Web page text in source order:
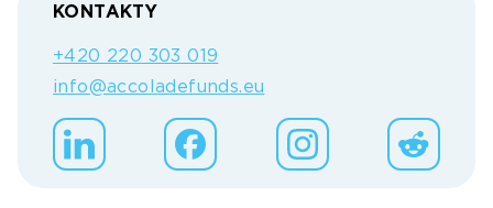
KONTAKTY
+420 220 303 019
info@accoladefunds.eu